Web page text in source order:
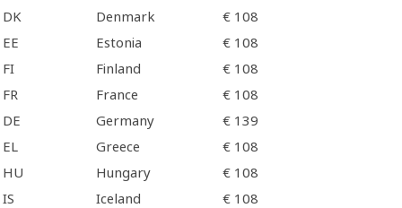
DK
Denmark
€ 108
EE
Estonia
€ 108
FI
Finland
€ 108
FR
France
€ 108
DE
Germany
€ 139
EL
Greece
€ 108
HU
Hungary
€ 108
IS
Iceland
€ 108